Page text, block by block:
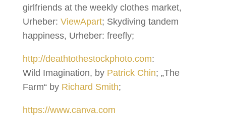
girlfriends at the weekly clothes market,
Urheber: ViewApart; Skydiving tandem
happiness, Urheber: freefly;
http://deathtothestockphoto.com:
Wild Imagination, by Patrick Chin; „The
Farm“ by Richard Smith;
https://www.canva.com